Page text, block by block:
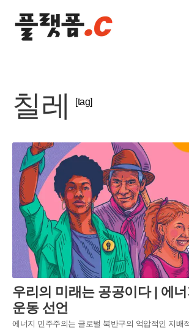
칠레 [tag]
우리의 미래는 공공이다 | 에
운동 선언
에너지 민주주의는 글로벌 북반구의 억압적인 지배